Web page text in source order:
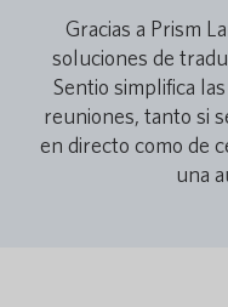
Gracias a Prism
soluciones de
Sentio simplifica
reuniones, tanto si
en directo como de
una